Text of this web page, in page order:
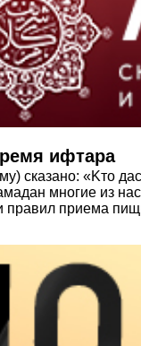
ифтара
сказано: «Kто
многие из
правил приема